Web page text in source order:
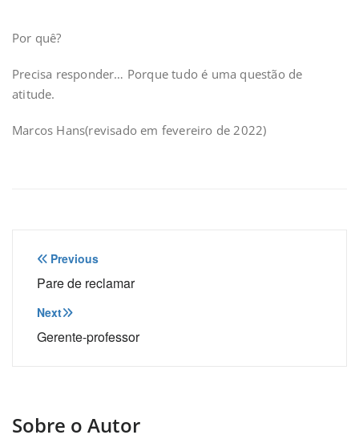
Por quê?
Precisa responder… Porque tudo é uma questão de
atitude.
Marcos Hans(revisado em fevereiro de 2022)
Navegação
de
Post
Previous
Pare de reclamar
Next
Gerente-professor
Sobre o Autor